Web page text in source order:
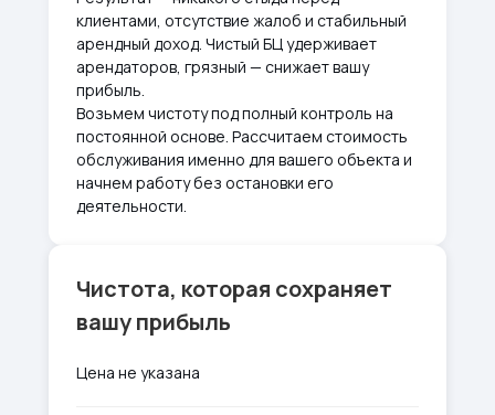
клиентами, отсутствие жалоб и стабильный
арендный доход. Чистый БЦ удерживает
арендаторов, грязный — снижает вашу
прибыль.
Возьмем чистоту под полный контроль на
постоянной основе. Рассчитаем стоимость
обслуживания именно для вашего объекта и
начнем работу без остановки его
деятельности.
Чистота, которая сохраняет
вашу прибыль
Цена не указана